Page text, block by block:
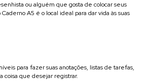
ou alguém que gosta de colocar seus
Caderno A5 é o local ideal para dar vida às suas
para fazer suas anotações, listas de tarefas,
coisa que desejar registrar.